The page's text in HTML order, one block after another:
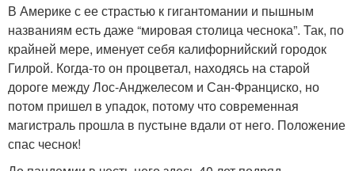
В Америке с ее страстью к гигантомании и пышным
названиям есть даже “мировая столица чеснока”. Так, по
крайней мере, именует себя калифорнийский городок
Гилрой. Когда-то он процветал, находясь на старой
дороге между Лос-Анджелесом и Сан-Франциско, но
потом пришел в упадок, потому что современная
магистраль прошла в пустыне вдали от него. Положение
спас чеснок!